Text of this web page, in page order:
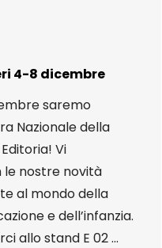
4-8 dicembre
saremo
Nazionale della
Vi
nostre novità
al mondo della
e dell’infanzia.
allo stand E 02 ...